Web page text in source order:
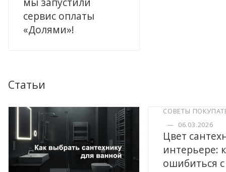
сервис оплаты
«Долями»!
Статьи
СОВЕТЫ
— 06.03.2026
Цвет
интерьере:
ошибиться с